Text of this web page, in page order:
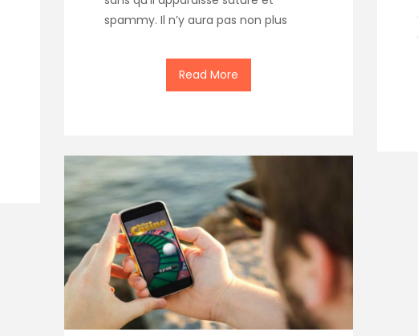
spammy. Il n’y aura pas non plus
Read More